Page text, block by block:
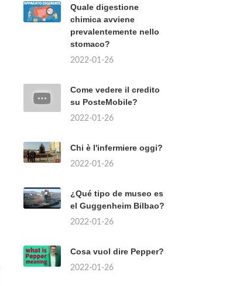
Quale digestione
chimica avviene
prevalentemente nello
stomaco?
2022-01-26
Come vedere il credito
su PosteMobile?
2022-01-26
Chi è l'infermiere oggi?
2022-01-26
¿Qué tipo de museo es
el Guggenheim Bilbao?
2022-01-26
Cosa vuol dire Pepper?
2022-01-26